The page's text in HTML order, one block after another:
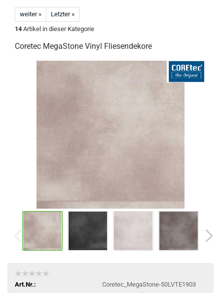
weiter »
Letzter »
14 Artikel in dieser Kategorie
Coretec MegaStone Vinyl Fliesendekore
Art.Nr.:
Coretec_MegaStone-50LVTE1903